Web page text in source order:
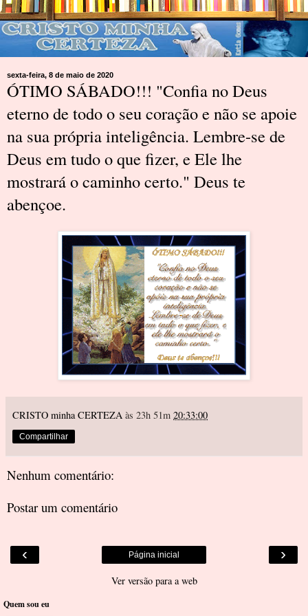
sexta-feira, 8 de maio de 2020
ÓTIMO SÁBADO!!! "Confia no Deus
eterno de todo o seu coração e não se apoie
na sua própria inteligência. Lembre-se de
Deus em tudo o que fizer, e Ele lhe
mostrará o caminho certo." Deus te
abençoe.
CRISTO minha CERTEZA às 23h 51m 20:33:00
Compartilhar
Nenhum comentário:
Postar um comentário
‹ ›
Página inicial
Ver versão para a web
Quem sou eu